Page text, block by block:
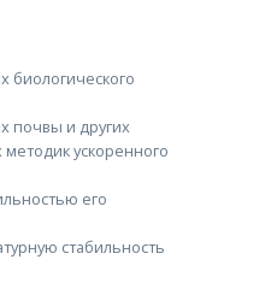
биологического
почвы и других
ускоренного
его
стабильность